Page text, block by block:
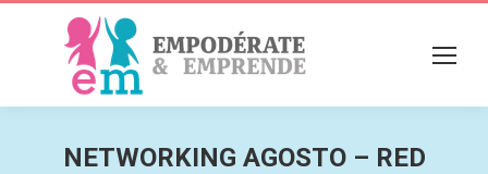
NETWORKING AGOSTO – RED